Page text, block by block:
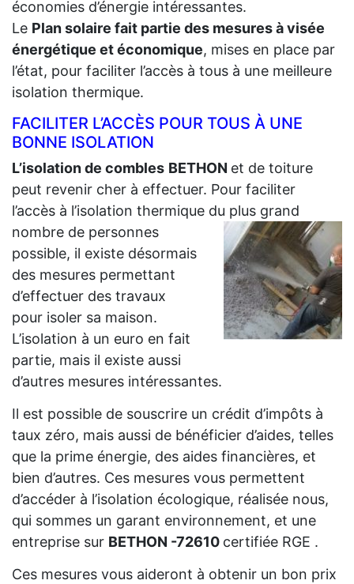
économies d’énergie intéressantes.
Le Plan solaire fait partie des mesures à visée
énergétique et économique, mises en place par
l’état, pour faciliter l’accès à tous à une meilleure
isolation thermique.
FACILITER L’ACCÈS POUR TOUS À UNE
BONNE ISOLATION
L’isolation de combles BETHON et de toiture
peut revenir cher à effectuer. Pour faciliter
l’accès à l’isolation thermique du plus grand
nombre de personnes
possible, il existe désormais
des mesures permettant
d’effectuer des travaux
pour isoler sa maison.
L’isolation à un euro en fait
partie, mais il existe aussi
d’autres mesures intéressantes.
Il est possible de souscrire un crédit d’impôts à
taux zéro, mais aussi de bénéficier d’aides, telles
que la prime énergie, des aides financières, et
bien d’autres. Ces mesures vous permettent
d’accéder à l’isolation écologique, réalisée nous,
qui sommes un garant environnement, et une
entreprise sur BETHON -72610 certifiée RGE .
Ces mesures vous aideront à obtenir un bon prix